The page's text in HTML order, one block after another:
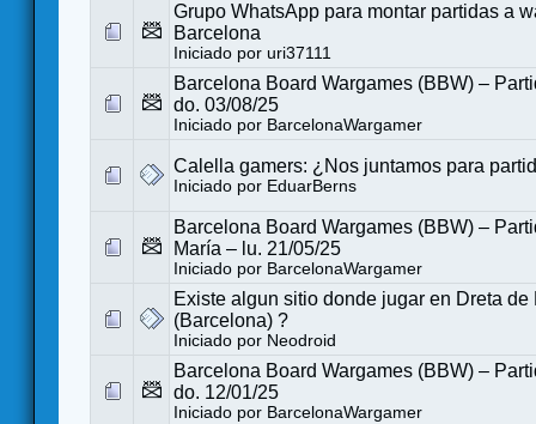
Grupo WhatsApp para montar partidas a
Barcelona
Iniciado por uri37111
Barcelona Board Wargames (BBW) –
do. 03/08/25
Iniciado por BarcelonaWargamer
Calella gamers: ¿Nos juntamos para
Iniciado por EduarBerns
Barcelona Board Wargames (BBW) –
María – lu. 21/05/25
Iniciado por BarcelonaWargamer
Existe algun sitio donde jugar en Dreta de
(Barcelona) ?
Iniciado por Neodroid
Barcelona Board Wargames (BBW) –
do. 12/01/25
Iniciado por BarcelonaWargamer